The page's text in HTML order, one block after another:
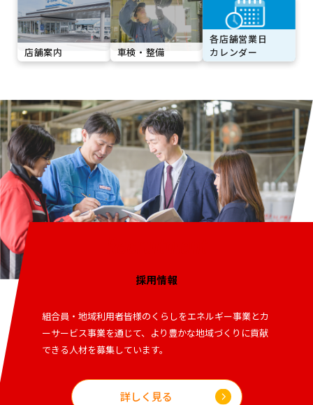
店舗案内 車検・整備
各店舗営業日
カレンダー
採用情報
組合員・地域利⽤者皆様のくらしをエネルギー事業とカ
ーサービス事業を通じて、より豊かな地域づくりに貢献
できる人材を募集しています。
詳しく見る​